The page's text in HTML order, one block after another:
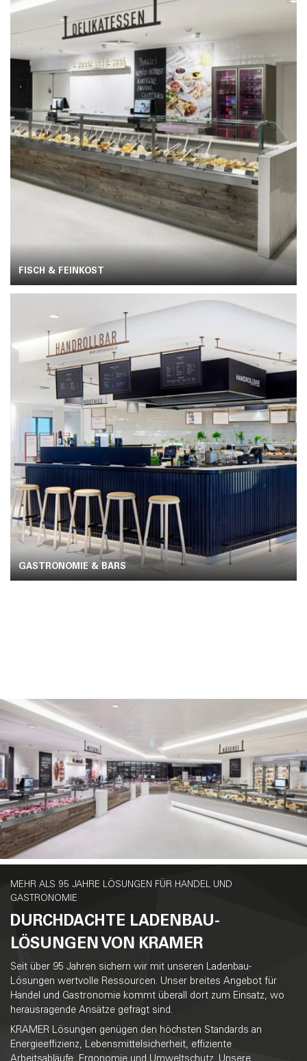
FISCH & FEINKOST
GASTRONOMIE & BARS
MEHR ALS 95 JAHRE LÖSUNGEN FÜR HANDEL UND
GASTRONOMIE
DURCHDACHTE LADENBAU-
LÖSUNGEN VON KRAMER
Seit über 95 Jahren sichern wir mit unseren Ladenbau-
Lösungen wertvolle Ressourcen. Unser breites Angebot für
Handel und Gastronomie kommt überall dort zum Einsatz, wo
herausragende Ansätze gefragt sind.
KRAMER Lösungen genügen den höchsten Standards an
Energieeffizienz, Lebensmittelsicherheit, effiziente